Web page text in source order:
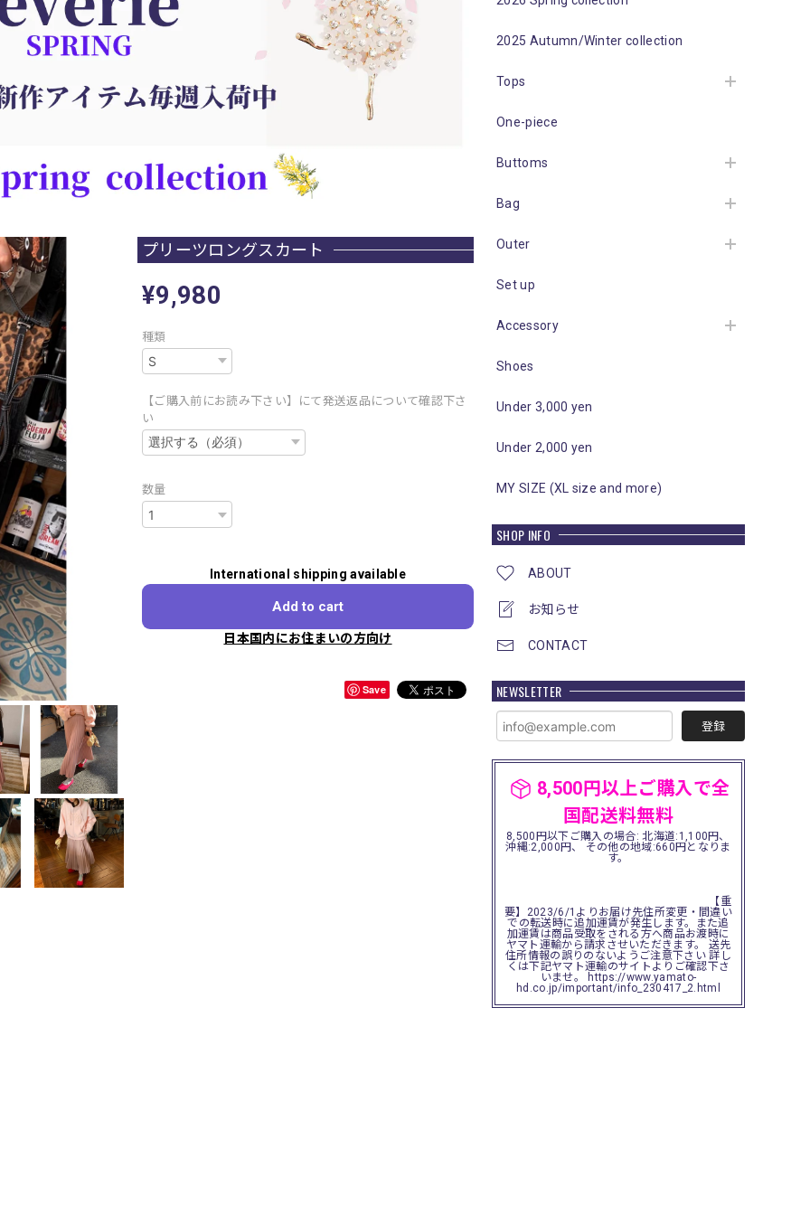
2025 Autumn/Winter collection
Tops
One-piece
Buttoms
Bag
Outer
Set up
Accessory
Shoes
Under 3,000 yen
Under 2,000 yen
MY SIZE (XL size and more)
SHOP INFO
ABOUT
お知らせ
CONTACT
NEWSLETTER
登録
8,500円以上ご購入で全
国配送料無料
8,500円以下ご購入の場合: 北海道:1,100円、
沖縄:2,000円、 その他の地域:660円となりま
す。
【重
要】2023/6/1よりお届け先住所変更・間違い
での転送時に追加運賃が発生します。また追
加運賃は商品受取をされる方へ商品お渡時に
ヤマト運輸から請求させいただきます。 送先
住所情報の誤りのないようご注意下さい 詳し
くは下記ヤマト運輸のサイトよりご確認下さ
いませ。 https://www.yamato-
hd.co.jp/important/info_230417_2.html
プリーツロングスカート
¥9,980
種類
【ご購入前にお読み下さい】にて発送返品について確認下さ
い
数量
International shipping available
Add to cart
日本国内にお住まいの方向け
Save